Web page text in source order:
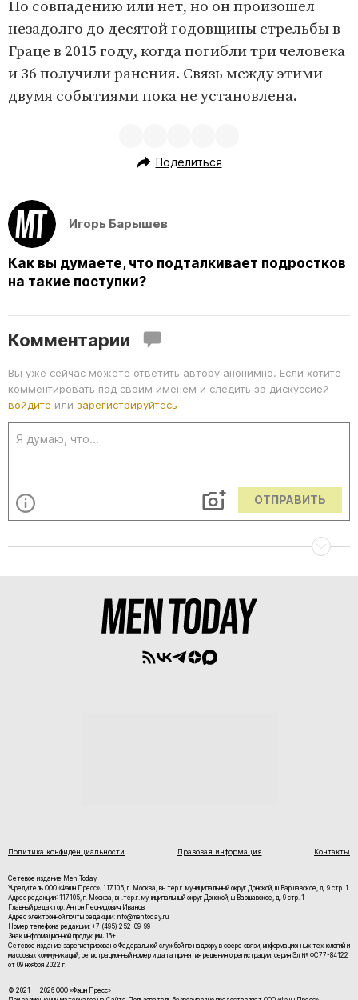
По совпадению или нет, но он произошел
незадолго до десятой годовщины стрельбы в
Граце в 2015 году, когда погибли три человека
и 36 получили ранения. Связь между этими
двумя событиями пока не установлена.
Поделиться
Игорь Барышев
Как вы думаете, что подталкивает подростков
на такие поступки?
Комментарии
Вы уже сейчас можете ответить автору анонимно. Если хотите
комментировать под своим именем и следить за дискуссией —
войдите или зарегистрируйтесь
ОТПРАВИТЬ
Политика конфиденциальности Правовая информация Контакты
Сетевое издание Men Today
Учредитель ООО «Фэшн Пресс»: 117105, г. Москва, вн.тер.г. муниципальный округ Донской, ш Варшавское, д. 9 стр. 1
Адрес редакции: 117105, г. Москва, вн.тер.г. муниципальный округ Донской, ш Варшавское, д. 9 стр. 1
Главный редактор: Антон Леонидович Иванов
Адрес электронной почты редакции: info@mentoday.ru
Номер телефона редакции: +7 (495) 252-09-99
Знак информационной продукции: 16+
Cетевое издание зарегистрировано Федеральной службой по надзору в сфере связи, информационных технологий и
массовых коммуникаций, регистрационный номер и дата принятия решения о регистрации: серия Эл № ФС77-84122
от 09 ноября 2022 г.
© 2021 — 2026 ООО «Фэшн Пресс»